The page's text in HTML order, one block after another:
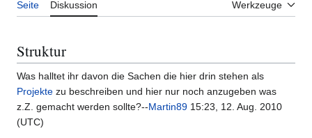
Seite Diskussion Werkzeuge
Struktur
Was halltet ihr davon die Sachen die hier drin stehen als
Projekte zu beschreiben und hier nur noch anzugeben was
z.Z. gemacht werden sollte?--Martin89 15:23, 12. Aug. 2010
(UTC)